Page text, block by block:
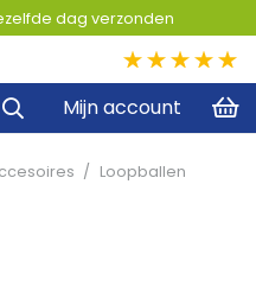
dag verzonden
Mijn account
/ Loopballen